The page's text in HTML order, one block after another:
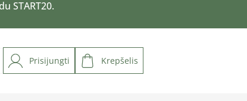
START20.
Prisijungti Krepšelis